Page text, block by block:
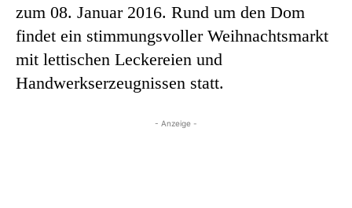
zum 08. Januar 2016. Rund um den Dom
findet ein stimmungsvoller Weihnachtsmarkt
mit lettischen Leckereien und
Handwerkserzeugnissen statt.
- Anzeige -